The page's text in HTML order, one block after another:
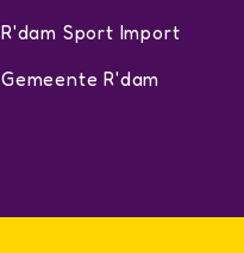
R'dam Sport Import
Gemeente R'dam